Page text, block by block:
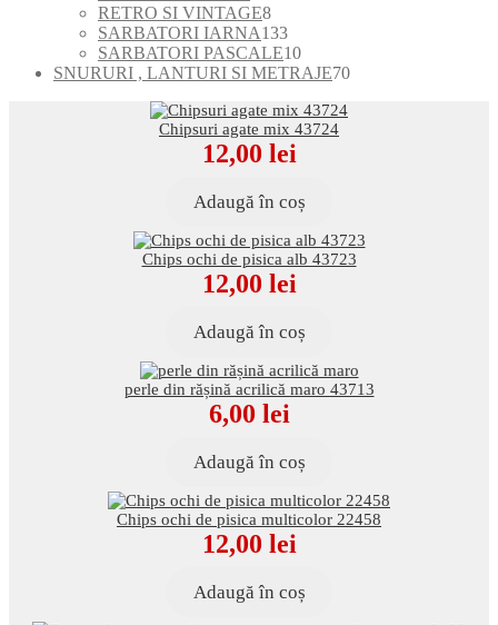
de
produse
RETRO SI VINTAGE88
produse
SARBATORI IARNA133133
de
produse
SARBATORI PASCALE1010
produse
SNURURI , LANTURI SI METRAJE7070
Chipsuri agate mix 43724
12,00 lei
Adaugă în coș
Chips ochi de pisica alb 43723
12,00 lei
Adaugă în coș
perle din rășină acrilică maro 43713
6,00 lei
Adaugă în coș
Chips ochi de pisica multicolor 22458
12,00 lei
Adaugă în coș